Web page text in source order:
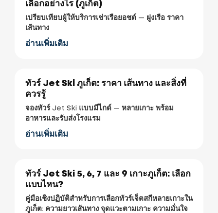
เลือกอย่างไร (ภูเก็ต)
เปรียบเทียบผู้ให้บริการเช่าเรือยอชต์ — ฝูงเรือ ราคา
เส้นทาง
อ่านเพิ่มเติม
ทัวร์ Jet Ski ภูเก็ต: ราคา เส้นทาง และสิ่งที่
ควรรู้
จองทัวร์ Jet Ski แบบมีไกด์ — หลายเกาะ พร้อม
อาหารและรับส่งโรงแรม
อ่านเพิ่มเติม
ทัวร์ Jet Ski 5, 6, 7 และ 9 เกาะภูเก็ต: เลือก
แบบไหน?
คู่มือเชิงปฏิบัติสำหรับการเลือกทัวร์เจ็ตสกีหลายเกาะใน
ภูเก็ต: ความยาวเส้นทาง จุดแวะตามเกาะ ความมั่นใจ